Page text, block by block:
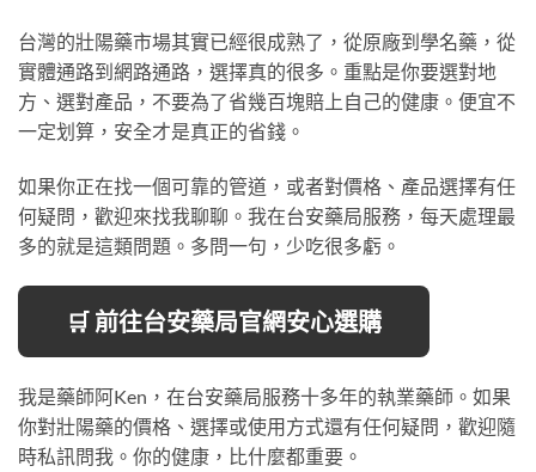
台灣的壯陽藥市場其實已經很成熟了，從原廠到學名藥，從
實體通路到網路通路，選擇真的很多。重點是你要選對地
方、選對產品，不要為了省幾百塊賠上自己的健康。便宜不
一定划算，安全才是真正的省錢。
如果你正在找一個可靠的管道，或者對價格、產品選擇有任
何疑問，歡迎來找我聊聊。我在台安藥局服務，每天處理最
多的就是這類問題。多問一句，少吃很多虧。
🛒 前往台安藥局官網安心選購
我是藥師阿Ken，在台安藥局服務十多年的執業藥師。如果
你對壯陽藥的價格、選擇或使用方式還有任何疑問，歡迎隨
時私訊問我。你的健康，比什麼都重要。